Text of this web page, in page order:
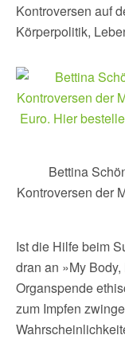
Kontroversen auf
Körperpolitik,
Bettina
Kontroversen der
Ist die Hilfe beim
dran an »My
Organspende
zum Impfen